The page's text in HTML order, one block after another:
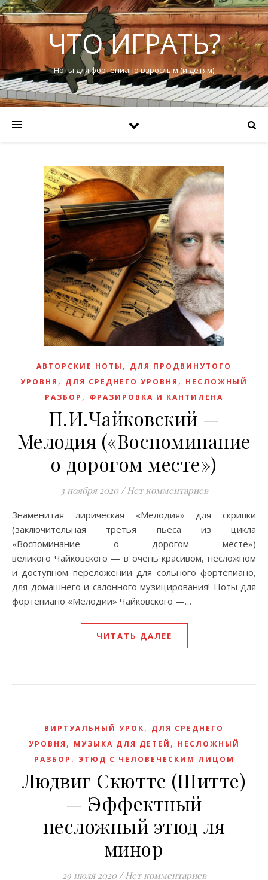
ЧТО ИГРАТЬ?
Ноты для фортепиано взрослым (и детям)
АВТОРСКИЕ НОТЫ , ДЛЯ ПРОДВИНУТОГО
УРОВНЯ , ДЛЯ СРЕДНЕГО УРОВНЯ , НЕСЛОЖНЫЙ
РАЗБОР , ФРАЗИРОВКА И КАНТИЛЕНА
П.И.Чайковский —
Мелодия («Воспоминание
о дорогом месте»)
3 ноября 2020 / Нет комментариев
Знаменитая лирическая «Мелодия» для скрипки
(заключительная третья пьеса из цикла
«Воспоминание о дорогом месте»)
великого Чайковского — в очень красивом, несложном
и доступном переложении для сольного фортепиано,
для домашнего и салонного музицирования! Ноты для
фортепиано «Мелодии» Чайковского —…
ЧИТАТЬ ДАЛЕЕ
ВИРТУАЛЬНЫЙ УРОК, ДЛЯ СРЕДНЕГО
УРОВНЯ , МУЗЫКА ДЛЯ ДЕТЕЙ , НЕСЛОЖНЫЙ
РАЗБОР , ЭТЮД С ЧЕЛОВЕЧЕСКИМ ЛИЦОМ
Людвиг Скютте (Шитте)
— Эффектный
несложный этюд ля
минор
29 июля 2020 / Нет комментариев